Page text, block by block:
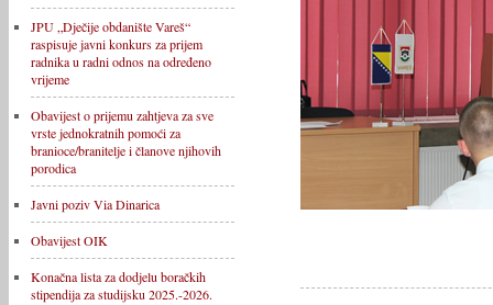
JPU „Dječije obdanište Vareš“
raspisuje javni konkurs za prijem
radnika u radni odnos na određeno
vrijeme
Obavijest o prijemu zahtjeva za sve
vrste jednokratnih pomoći za
branioce/branitelje i članove njihovih
porodica
Javni poziv Via Dinarica
Obavijest OIK
Konačna lista za dodjelu boračkih
stipendija za studijsku 2025.-2026.